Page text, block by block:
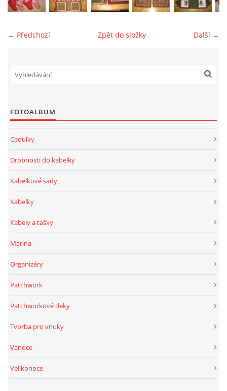
← Předchozí Další →
Zpět do složky
FOTOALBUM
Cedulky
Drobnosti do kabelky
Kabelkové sady
Kabelky
Kabely a tašky
Marina
Organizéry
Patchwork
Patchworkové deky
Tvorba pro vnuky
Vánoce
Velikonoce